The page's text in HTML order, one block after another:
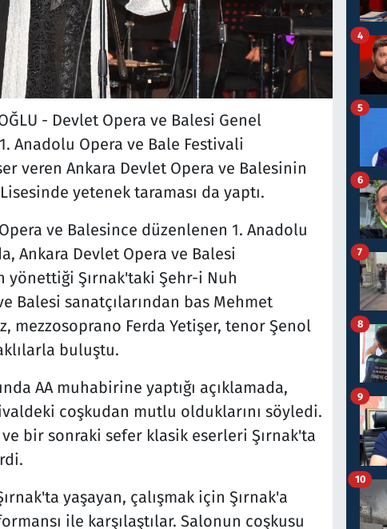
- Devlet Opera ve Balesi Genel
Anadolu Opera ve Bale Festivali
veren Ankara Devlet Opera ve Balesinin
yetenek taraması da yaptı.
ve Balesince düzenlenen 1. Anadolu
Ankara Devlet Opera ve Balesi
yönettiği Şırnak'taki Şehr-i Nuh
Balesi sanatçılarından bas Mehmet
mezzosoprano Ferda Yetişer, tenor Şenol
buluştu.
AA muhabirine yaptığı açıklamada,
coşkudan mutlu olduklarını söyledi.
bir sonraki sefer klasik eserleri Şırnak'ta
yaşayan, çalışmak için Şırnak'a
ile karşılaştılar. Salonun coşkusu
4
5
6
7
8
9
10